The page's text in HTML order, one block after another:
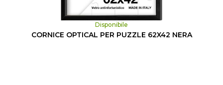
Disponibile
CORNICE OPTICAL PER PUZZLE 62X42 NERA